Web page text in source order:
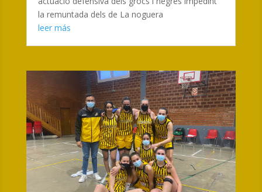
la remuntada dels de La noguera
leer más